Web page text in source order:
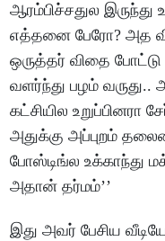
ஆரம்பிச்சதுல
எத்தனை பேரோ? அத
ஒருத்தர் விதை
வளர்ந்து பழம் வருது..
கட்சியில உறுப்பினரா
அதுக்கு அப்புறம்
போஸ்டிங்ல உக்காந்து
அதான் தர்மம்’’
இது அவர் பேசிய